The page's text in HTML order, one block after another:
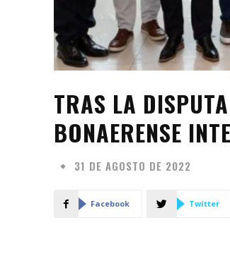
TRAS LA
BONAERENSE
31 DE AGOSTO DE 2022
Facebook Twitter